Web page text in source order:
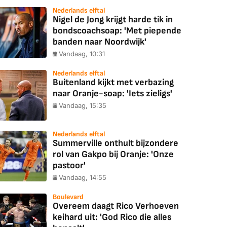
Nederlands elftal
Nigel de Jong krijgt harde tik in
bondscoachsoap: 'Met piepende
banden naar Noordwijk'
Vandaag, 10:31
Nederlands elftal
Buitenland kijkt met verbazing
naar Oranje-soap: 'Iets zieligs'
Vandaag, 15:35
Nederlands elftal
Summerville onthult bijzondere
rol van Gakpo bij Oranje: 'Onze
pastoor'
Vandaag, 14:55
Boulevard
Overeem daagt Rico Verhoeven
keihard uit: 'God Rico die alles